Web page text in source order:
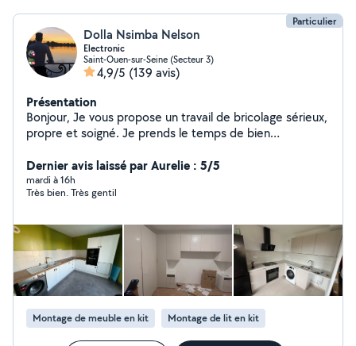
Particulier
Dolla Nsimba Nelson
Electronic
Saint-Ouen-sur-Seine (Secteur 3)
4,9/5 (139 avis)
Présentation
Bonjour, Je vous propose un travail de bricolage sérieux,
propre et soigné. Je prends le temps de bien
résultat de qualité et durable. Je respecte les délais, les
finitions et je travaille avec professionnalisme pour que
vous soyez totalement satisfait. N'hésitez pas à me
Dernier avis laissé par Aurelie : 5/5
mardi à 16h
Très bien. Très gentil
Montage de meuble en kit Montage de lit en kit